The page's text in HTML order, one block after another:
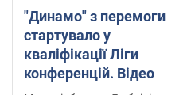
"Динамо" з перемоги
стартувало у
кваліфікації Ліги
конференцій. Відео